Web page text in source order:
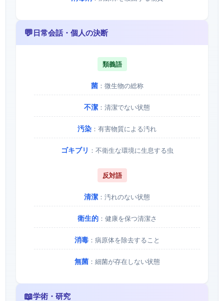
💬日常会話・個人の決断
類義語
菌：微生物の総称
不潔 ：清潔でない状態
汚染 ：有害物質による汚れ
ゴキブリ ：不衛生な環境に生息する虫
反対語
清潔 ：汚れのない状態
衛生的：健康を保つ清潔さ
消毒：病原体を除去すること
無菌：細菌が存在しない状態
📖学術・研究